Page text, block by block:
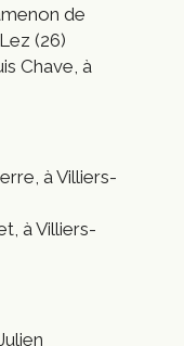
de
(26)
Chave, à
à Villiers-
à Villiers-